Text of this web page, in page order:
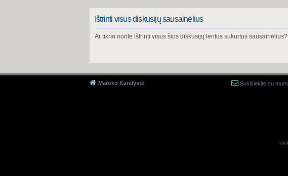
Ištrinti visus diskusijų sausainėlius
Ar tikrai norite ištrinti visus šios diskusijų lentos sukurtus sausainėlius?
Maroko Karalystė Susisiekite su